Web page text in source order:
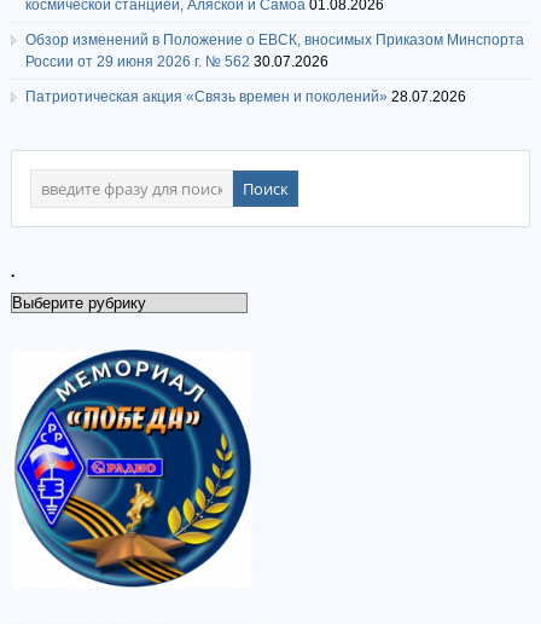
космической станцией, Аляской и Самоа 01.08.2026
Обзор изменений в Положение о ЕВСК, вносимых Приказом Минспорта
России от 29 июня 2026 г. № 562 30.07.2026
Патриотическая акция «Связь времен и поколений» 28.07.2026
.